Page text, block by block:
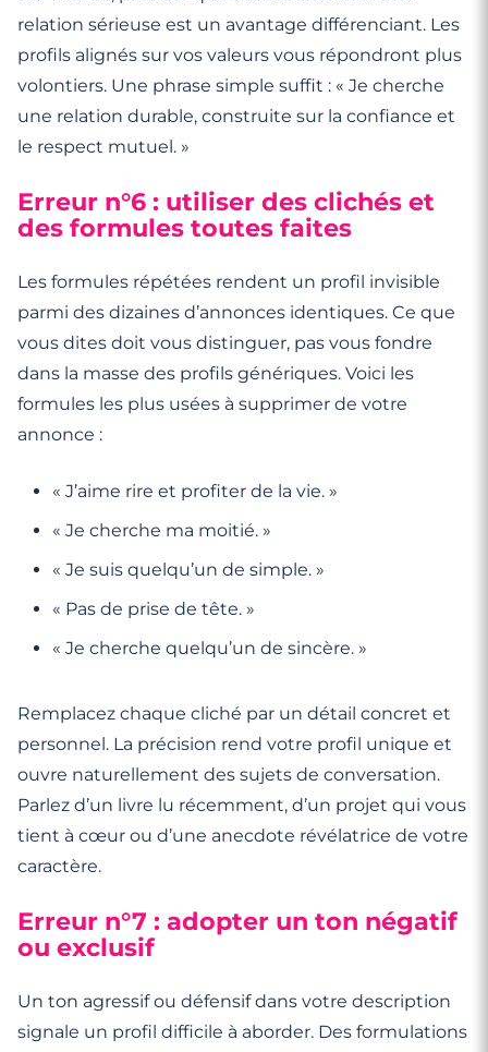
relation sérieuse est un avantage différenciant. Les
profils alignés sur vos valeurs vous répondront plus
volontiers. Une phrase simple suffit : « Je cherche
une relation durable, construite sur la confiance et
le respect mutuel. »
Erreur n°6 : utiliser des clichés et
des formules toutes faites
Les formules répétées rendent un profil invisible
parmi des dizaines d’annonces identiques. Ce que
vous dites doit vous distinguer, pas vous fondre
dans la masse des profils génériques. Voici les
formules les plus usées à supprimer de votre
annonce :
« J’aime rire et profiter de la vie. »
« Je cherche ma moitié. »
« Je suis quelqu’un de simple. »
« Pas de prise de tête. »
« Je cherche quelqu’un de sincère. »
Remplacez chaque cliché par un détail concret et
personnel. La précision rend votre profil unique et
ouvre naturellement des sujets de conversation.
Parlez d’un livre lu récemment, d’un projet qui vous
tient à cœur ou d’une anecdote révélatrice de votre
caractère.
Erreur n°7 : adopter un ton négatif
ou exclusif
Un ton agressif ou défensif dans votre description
signale un profil difficile à aborder. Des formulations